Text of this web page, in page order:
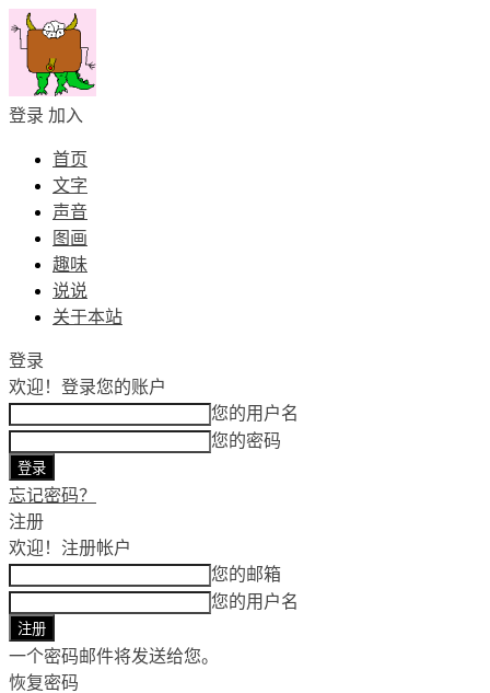
登录 加入
首页
文字
声音
图画
趣味
说说
关于本站
登录
欢迎！ 登录您的账户
您的用户名
您的密码
忘记密码？
注册
欢迎！ 注册帐户
您的邮箱
您的用户名
一个密码邮件将发送给您。
恢复密码